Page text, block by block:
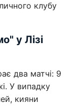
клубу
у Лізі
два матчі: 9
У випадку
кияни